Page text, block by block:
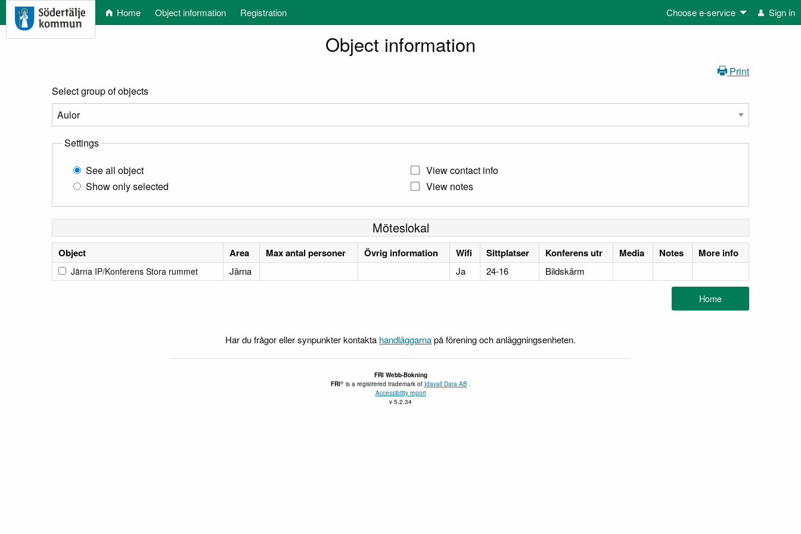
Home Object information Registration Choose e-service Sign in
Object information
Print
Select group of objects
Settings
See all object
Show only selected
View contact info
View notes
Möteslokal
Object Area Max antal personer Övrig information Wifi Sittplatser Konferens utr Media Notes More info
Järna IP/Konferens Stora rummet Järna Ja 24-16 Bildskärm
Har du frågor eller synpunkter kontakta handläggarnapå förening och anläggningsenheten.
FRI Webb-Bokning
FRI® is a registrered trademark of Idavall Data AB .
Accessibility report
v 5.2.34